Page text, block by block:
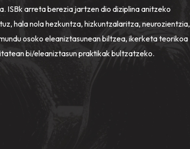
ISBk arreta berezia jartzen dio diziplina anitzeko
hala nola hezkuntza, hizkuntzalaritza, neurozientzia,
osoko eleaniztasunean biltzea, ikerketa teorikoa
bi/eleaniztasun praktikak bultzatzeko.